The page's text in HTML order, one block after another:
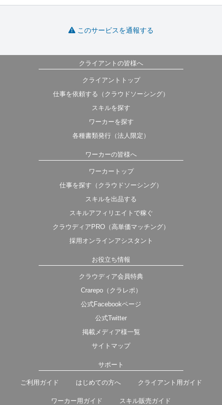
このサービスを通報する
クライアントの皆様へ
クライアントトップ
仕事を依頼する（クラウドソーシング）
スキルを探す
ワーカーを探す
各種書類発行（法人限定）
ワーカーの皆様へ
ワーカートップ
仕事を探す（クラウドソーシング）
スキルを出品する
スキルアフィリエイトで稼ぐ
クラウディアPRO（高単価マッチング）
採用オンラインアシスタント
お役立ち情報
クラウディア会員特典
Crarepo（クラレポ）
公式Facebookページ
公式Twitter
掲載メディア様一覧
サイトマップ
サポート
ご利用ガイド はじめての方へ クライアント用ガイド
ワーカー用ガイド スキル販売ガイド